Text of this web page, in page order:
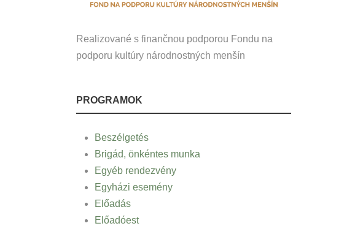
Realizované s finančnou podporou Fondu na
podporu kultúry národnostných menšín
PROGRAMOK
Beszélgetés
Brigád, önkéntes munka
Egyéb rendezvény
Egyházi esemény
Előadás
Előadóest